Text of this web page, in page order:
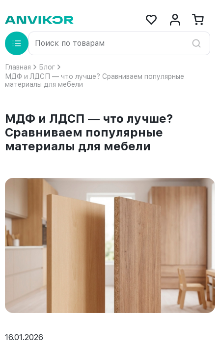
Главная
Блог
МДФ и ЛДСП — что лучше? Сравниваем популярные
материалы для мебели
МДФ и ЛДСП — что лучше?
Сравниваем популярные
материалы для мебели
16.01.2026